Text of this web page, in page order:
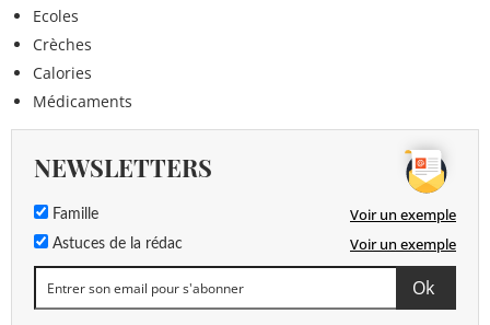
Ecoles
Crèches
Calories
Médicaments
NEWSLETTERS
Famille Voir un exemple
Astuces de la rédac Voir un exemple